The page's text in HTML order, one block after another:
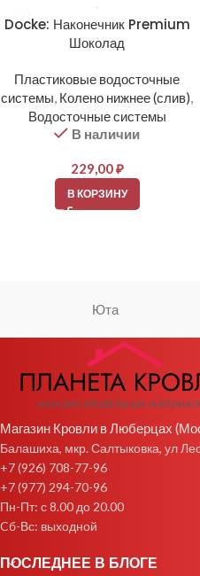
Docke: Наконечник Premium
Шоколад
Пластиковые водосточные
системы, Колено нижнее (слив),
Водосточные системы
В наличии
229,00₽
В КОРЗИНУ
Юта
Магазин Кровли в Люберцах
Балашиха, мкр. Салтыковка, ул
+7 (926) 708-77-96
+7 (977) 294-70-96
Пн-Пт: с 8.00 до 20.00
Cб-Вс: выходной
ПОСЛЕДНЕЕ В БЛОГЕ